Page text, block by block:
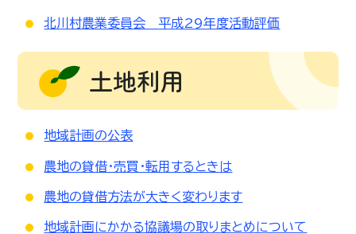
北川村農業委員会 平成29年度活動評価
土地利用
地域計画の公表
農地の貸借・売買・転用するときは
農地の貸借方法が大きく変わります
地域計画にかかる協議場の取りまとめについて